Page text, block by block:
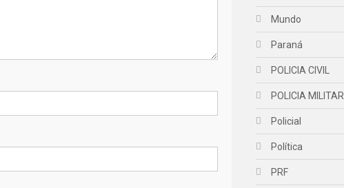
Mundo
Paraná
POLICIA CIVIL
POLICIA MILITAR
Policial
Política
PRF